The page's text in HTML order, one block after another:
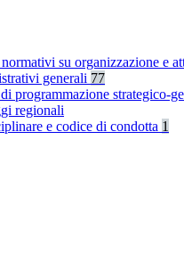
su organizzazione e
generali 77
programmazione strategico-
regionali
e codice di condotta 1